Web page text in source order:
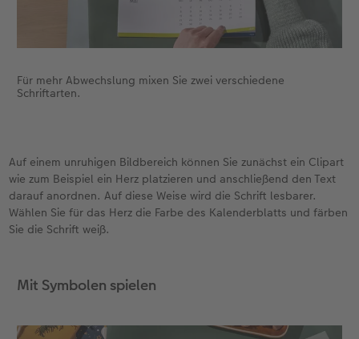
Für mehr Abwechslung mixen Sie zwei verschiedene
Schriftarten.
Auf einem unruhigen Bildbereich können Sie zunächst ein Clipart
wie zum Beispiel ein Herz platzieren und anschließend den Text
darauf anordnen. Auf diese Weise wird die Schrift lesbarer.
Wählen Sie für das Herz die Farbe des Kalenderblatts und färben
Sie die Schrift weiß.
Mit Symbolen spielen